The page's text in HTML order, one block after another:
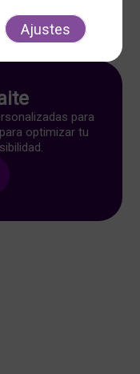
para
optimizar tu
Ajustes